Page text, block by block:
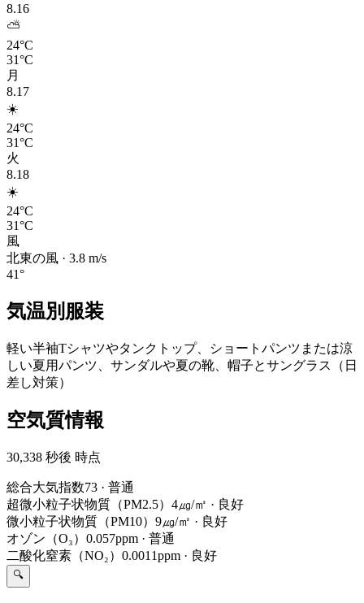
8.16
⛅
24°C
31°C
月
8.17
☀️
24°C
31°C
火
8.18
☀️
24°C
31°C
風
北東の風 · 3.8 m/s
41°
気温別服装
軽い半袖Tシャツやタンクトップ、ショートパンツまたは涼
しい夏用パンツ、サンダルや夏の靴、帽子とサングラス（日
差し対策）
空気質情報
30,338 秒後 時点
総合大気指数73 · 普通
超微小粒子状物質（PM2.5） 4㎍/㎥ · 良好
微小粒子状物質（PM10） 9㎍/㎥ · 良好
オゾン（O₃） 0.057ppm · 普通
二酸化窒素（NO₂） 0.0011ppm · 良好
🔍